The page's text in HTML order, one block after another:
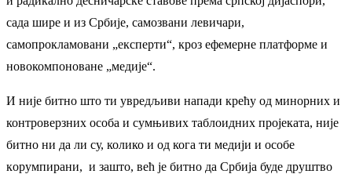
сада шире и из Србије, самозвани левичари,
самопрокламовани „експерти“, кроз ефемерне платформе и
новокомпоноване „медије“.
И није битно што ти увредљиви напади крећу од минорних и
контроверзних особа и сумњивих таблоидних пројеката, није
битно ни да ли су, колико и од кога ти медији и особе
кoрумпирани, и зашто, већ је битно да Србија буде друштво